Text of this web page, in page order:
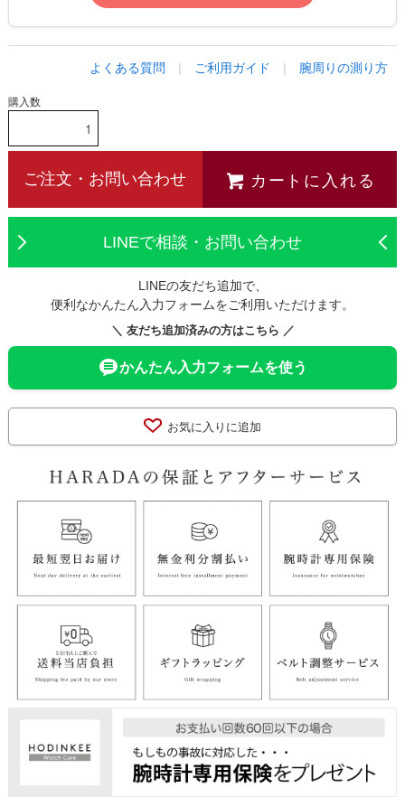
よくある質問 | ご利用ガイド | 腕周りの測り方
購入数
ご注文・お問い合わせ カートに入れる
LINEで相談・お問い合わせ
LINEの友だち追加で、
便利なかんたん入力フォームをご利用いただけます。
＼ 友だち追加済みの方はこちら ／
かんたん入力フォームを使う
お気に入りに追加